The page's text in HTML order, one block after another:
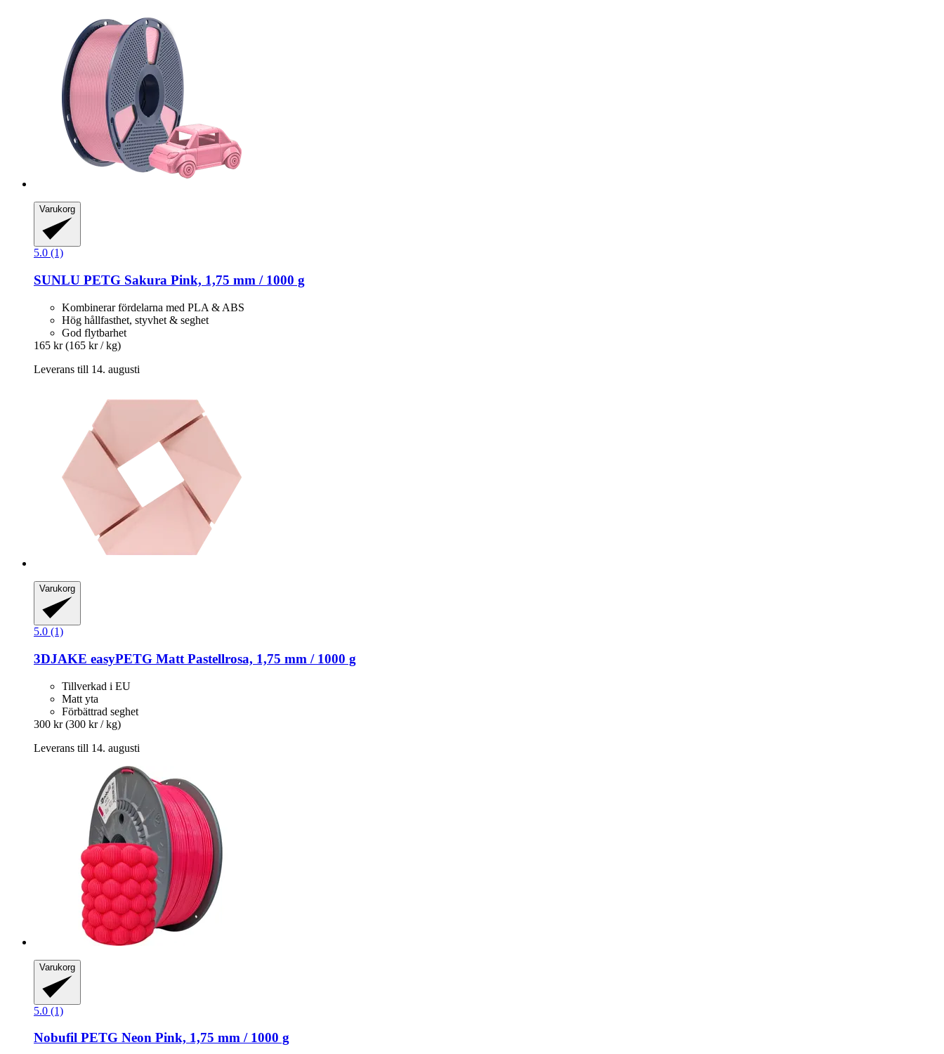
Varukorg
5.0 (1)
SUNLU PETG Sakura Pink, 1,75 mm / 1000 g
Kombinerar fördelarna med PLA & ABS
Hög hållfasthet, styvhet & seghet
God flytbarhet
165 kr (165 kr / kg)
Leverans till 14. augusti
Varukorg
5.0 (1)
3DJAKE easyPETG Matt Pastellrosa, 1,75 mm / 1000 g
Tillverkad i EU
Matt yta
Förbättrad seghet
300 kr (300 kr / kg)
Leverans till 14. augusti
Varukorg
5.0 (1)
Nobufil PETG Neon Pink, 1,75 mm / 1000 g